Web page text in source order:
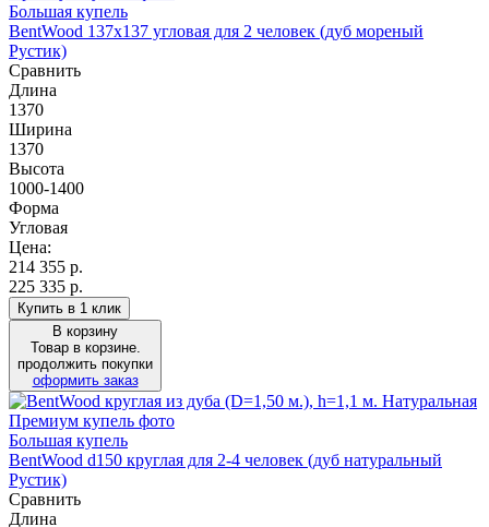
Большая купель
BentWood 137х137 угловая для 2 человек (дуб мореный
Рустик)
Сравнить
Длина
1370
Ширина
1370
Высота
1000-1400
Форма
Угловая
Цена:
214 355 р.
225 335 р.
Купить в 1 клик
В корзину
Товар в корзине.
продолжить покупки
оформить заказ
Большая купель
BentWood d150 круглая для 2-4 человек (дуб натуральный
Рустик)
Сравнить
Длина